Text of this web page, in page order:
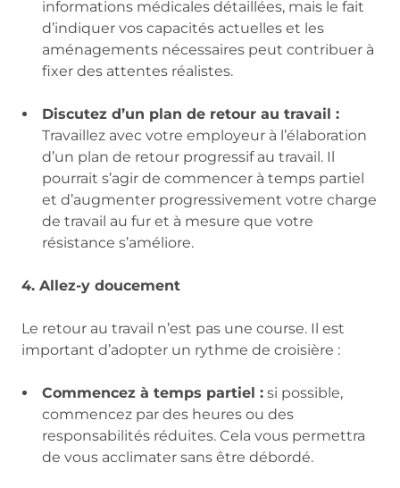
informations médicales détaillées, mais le fait
d’indiquer vos capacités actuelles et les
aménagements nécessaires peut contribuer à
fixer des attentes réalistes.
Discutez d’un plan de retour au travail :
Travaillez avec votre employeur à l’élaboration
d’un plan de retour progressif au travail. Il
pourrait s’agir de commencer à temps partiel
et d’augmenter progressivement votre charge
de travail au fur et à mesure que votre
résistance s’améliore.
4. Allez-y doucement
Le retour au travail n’est pas une course. Il est
important d’adopter un rythme de croisière :
Commencez à temps partiel : si possible,
commencez par des heures ou des
responsabilités réduites. Cela vous permettra
de vous acclimater sans être débordé.